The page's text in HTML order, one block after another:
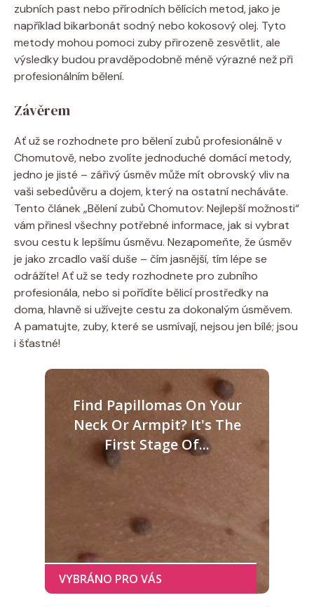
zubních past nebo přírodních bělících metod, jako je
například bikarbonát sodný nebo kokosový olej. Tyto
metody mohou pomoci zuby přirozeně zesvětlit, ale
výsledky budou pravděpodobně méně výrazné než při
profesionálním bělení.
Závěrem
Ať už se rozhodnete pro bělení zubů profesionálně v
Chomutově, nebo zvolíte jednoduché domácí metody,
jedno je jisté – zářivý úsměv může mít obrovský vliv na
vaši sebedůvěru a dojem, který na ostatní necháváte.
Tento článek „Bělení zubů Chomutov: Nejlepší možnosti“
vám přinesl všechny potřebné informace, jak si vybrat
svou cestu k lepšímu úsměvu. Nezapomeňte, že úsměv
je jako zrcadlo vaší duše – čím jasnější, tím lépe se
odrážíte! Ať už se tedy rozhodnete pro zubního
profesionála, nebo si pořídíte bělicí prostředky na
doma, hlavně si užívejte cestu za dokonalým úsměvem.
A pamatujte, zuby, které se usmívají, nejsou jen bílé; jsou
i šťastné!
Find Papillomas On Your
Neck Or Armpit? It's The
First Stage Of...